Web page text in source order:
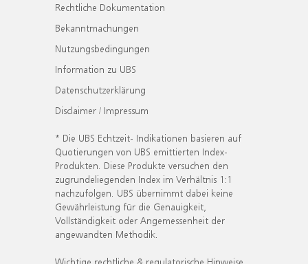
Rechtliche Dokumentation
Bekanntmachungen
Nutzungsbedingungen
Information zu UBS
Datenschutzerklärung
Disclaimer / Impressum
* Die UBS Echtzeit- Indikationen basieren auf
Quotierungen von UBS emittierten Index-
Produkten. Diese Produkte versuchen den
zugrundeliegenden Index im Verhältnis 1:1
nachzufolgen. UBS übernimmt dabei keine
Gewährleistung für die Genauigkeit,
Vollständigkeit oder Angemessenheit der
angewandten Methodik.